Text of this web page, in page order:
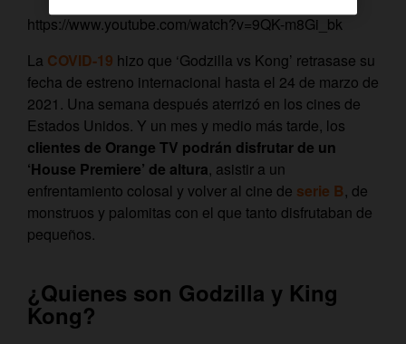
https://www.youtube.com/watch?v=9QK-m8Gi_bk
La COVID-19 hizo que ‘Godzilla vs Kong’ retrasase su
fecha de estreno internacional hasta el 24 de marzo de
2021. Una semana después aterrizó en los cines de
Estados Unidos. Y un mes y medio más tarde, los
clientes de Orange TV podrán disfrutar de un
‘House Premiere’ de altura, asistir a un
enfrentamiento colosal y volver al cine de serie B, de
monstruos y palomitas con el que tanto disfrutaban de
pequeños.
¿Quienes son Godzilla y King
Kong?